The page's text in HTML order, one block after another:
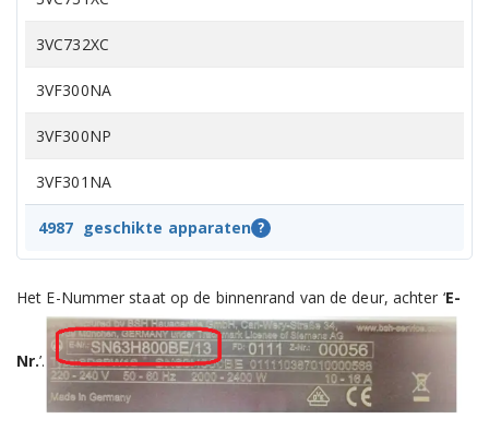
3VC732XC
3VF300NA
3VF300NP
3VF301NA
3VF301NP
3VF303NA
3VF304NA
3VF700XA
4987 geschikte apparaten ?
Het E-Nummer staat op de binnenrand van de deur, achter ‘E-
Nr.’.